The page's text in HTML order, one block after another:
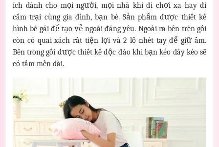
ích dành cho mọi người, mọi nhà khi đi chơi xa hay đi
cắm trại cùng gia đình, bạn bè. Sản phẩm được thiết kế
hình bé gái để tạo vẻ ngoài đáng yêu. Ngoài ra bên trên gối
còn có quai xách rất tiện lợi và 2 lỗ nhét tay để giữ ấm.
Bên trong gối được thiết kế độc đáo khi bạn kéo dây kéo sẽ
có tấm mền dài.